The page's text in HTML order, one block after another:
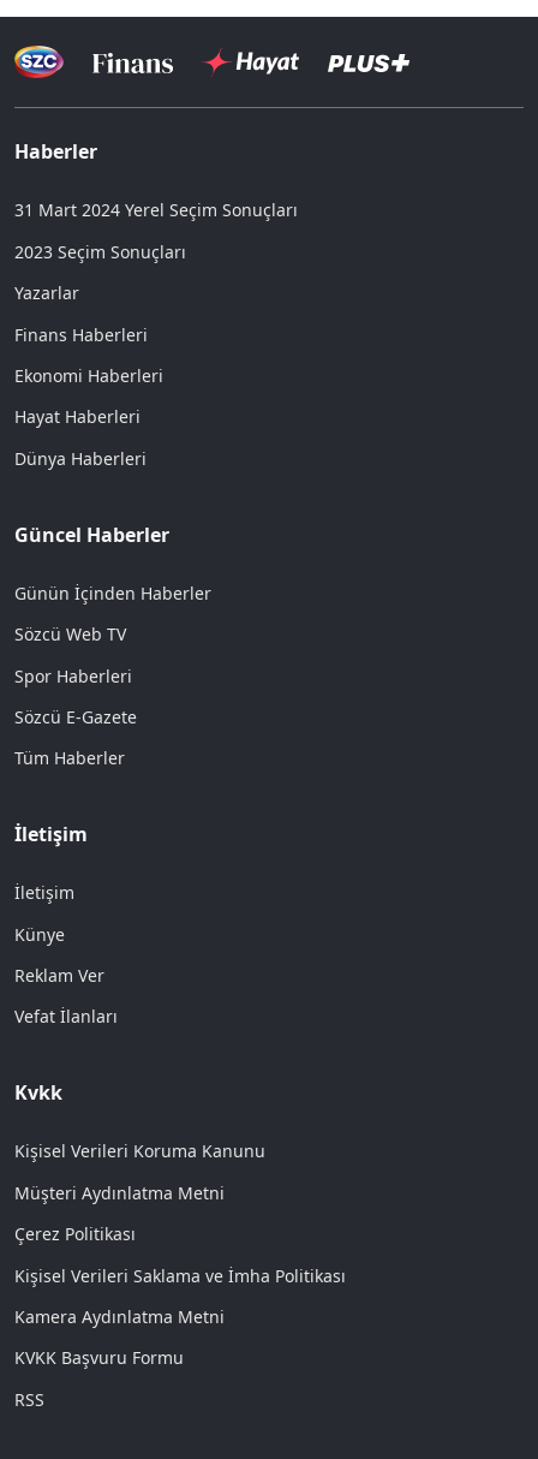
Haberler
31 Mart 2024 Yerel Seçim Sonuçları
2023 Seçim Sonuçları
Yazarlar
Finans Haberleri
Ekonomi Haberleri
Hayat Haberleri
Dünya Haberleri
Güncel Haberler
Günün İçinden Haberler
Sözcü Web TV
Spor Haberleri
Sözcü E-Gazete
Tüm Haberler
İletişim
İletişim
Künye
Reklam Ver
Vefat İlanları
Kvkk
Kişisel Verileri Koruma Kanunu
Müşteri Aydınlatma Metni
Çerez Politikası
Kişisel Verileri Saklama ve İmha Politikası
Kamera Aydınlatma Metni
KVKK Başvuru Formu
RSS